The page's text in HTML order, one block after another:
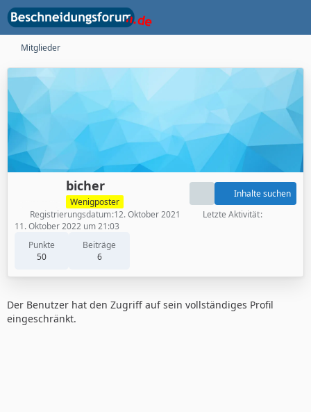
Mitglieder
bicher
Wenigposter
Punkte
50
Beiträge
6
Inhalte suchen
Registrierungsdatum 12. Oktober 2021
Letzte Aktivität
11. Oktober 2022 um 21:03
Der Benutzer hat den Zugriff auf sein vollständiges Profil
eingeschränkt.